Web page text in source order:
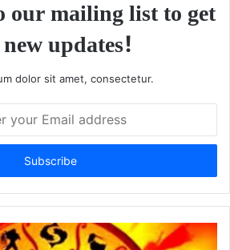
our mailing list to get
updates!
dolor sit amet, consectetur.